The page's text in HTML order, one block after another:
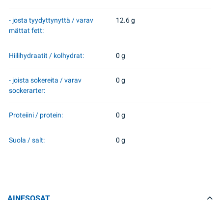
- josta tyydyttynyttä / varav
mättat fett:
12.6 g
Hiilihydraatit / kolhydrat: 0 g
- joista sokereita / varav
sockerarter:
0 g
Proteiini / protein: 0 g
Suola / salt: 0 g
AINESOSAT